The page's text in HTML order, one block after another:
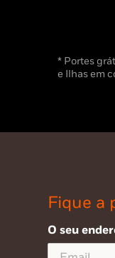
* Portes
e Ilhas em
Fique a
O seu